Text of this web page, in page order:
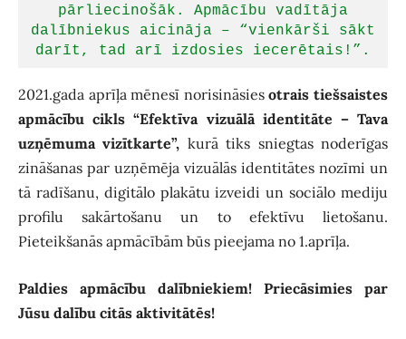
pārliecinošāk. Apmācību vadītāja
dalībniekus aicināja – “vienkārši sākt
darīt, tad arī izdosies iecerētais!”.
2021.gada aprīļa mēnesī norisināsiesotrais tiešsaistes
apmācību cikls “Efektīva vizuālā identitāte – Tava
uzņēmuma vizītkarte”, kurā tiks sniegtas noderīgas
zināšanas par uzņēmēja vizuālās identitātes nozīmi un
tā radīšanu, digitālo plakātu izveidi un sociālo mediju
profilu sakārtošanu un to efektīvu lietošanu.
Pieteikšanās apmācībām būs pieejama no 1.aprīļa.
Paldies apmācību dalībniekiem! Priecāsimies par
Jūsu dalību citās aktivitātēs!